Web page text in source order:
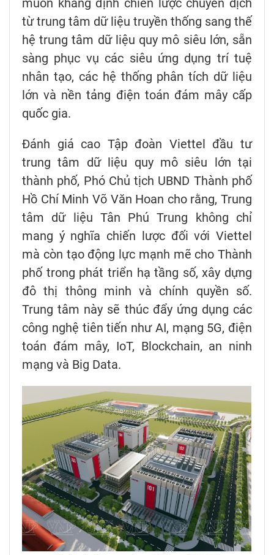
muốn khẳng định chiến lược chuyển dịch
từ trung tâm dữ liệu truyền thống sang thế
hệ trung tâm dữ liệu quy mô siêu lớn, sẵn
sàng phục vụ các siêu ứng dụng trí tuệ
nhân tạo, các hệ thống phân tích dữ liệu
lớn và nền tảng điện toán đám mây cấp
quốc gia.
Đánh giá cao Tập đoàn Viettel đầu tư
trung tâm dữ liệu quy mô siêu lớn tại
thành phố, Phó Chủ tịch UBND Thành phố
Hồ Chí Minh Võ Văn Hoan cho rằng, Trung
tâm dữ liệu Tân Phú Trung không chỉ
mang ý nghĩa chiến lược đối với Viettel
mà còn tạo động lực mạnh mẽ cho Thành
phố trong phát triển hạ tầng số, xây dựng
đô thị thông minh và chính quyền số.
Trung tâm này sẽ thúc đẩy ứng dụng các
công nghệ tiên tiến như AI, mạng 5G, điện
toán đám mây, IoT, Blockchain, an ninh
mạng và Big Data.